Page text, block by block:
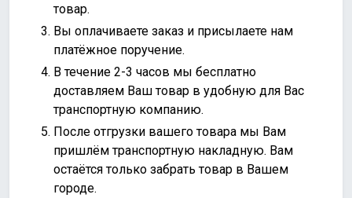
товар.
Вы оплачиваете заказ и присылаете нам
платёжное поручение.
В течение 2-3 часов мы бесплатно
доставляем Ваш товар в удобную для Вас
транспортную компанию.
После отгрузки вашего товара мы Вам
пришлём транспортную накладную. Вам
остаётся только забрать товар в Вашем
городе.